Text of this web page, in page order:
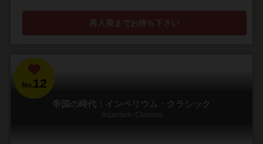
再入荷までお待ち下さい
No.12
帝国の時代：インペリウム・クラシック
Imperium: Classics